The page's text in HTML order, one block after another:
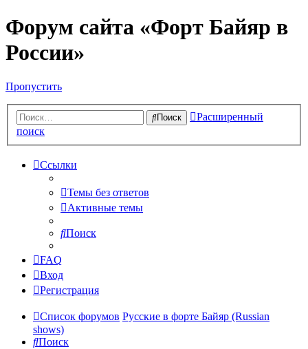
Форум сайта «Форт Байяр в
России»
Пропустить
Поиск
Расширенный
поиск
Ссылки
Темы без ответов
Активные темы
Поиск
FAQ
Вход
Регистрация
Список форумов Русские в форте Байяр (Russian
shows)
Поиск